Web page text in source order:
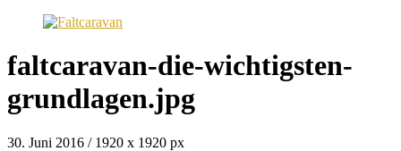
faltcaravan-die-wichtigsten-
grundlagen.jpg
30. Juni 2016 / 1920 x 1920 px